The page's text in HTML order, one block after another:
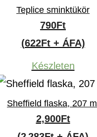
Teplice sminktükör
790Ft
(622Ft + ÁFA)
Készleten
Sheffield flaska, 207 ml
2,900Ft